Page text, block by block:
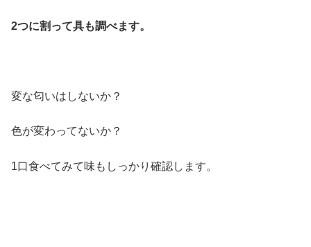
2つに割って具も調べます。
変な匂いはしないか？
色が変わってないか？
1口食べてみて味もしっかり確認します。